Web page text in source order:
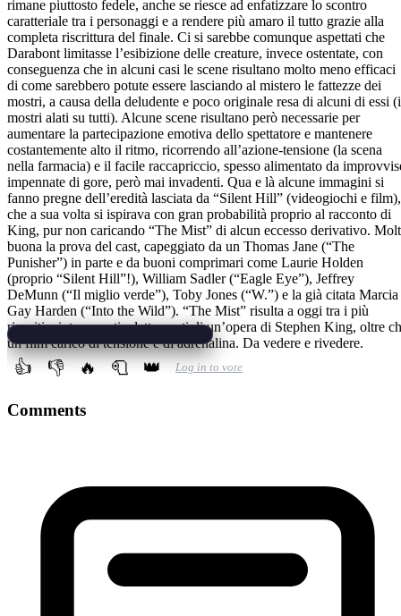
rimane piuttosto fedele, anche se riesce ad enfatizzare lo scontro
caratteriale tra i personaggi e a rendere più amaro il tutto grazie alla
completa riscrittura del finale. Ci si sarebbe comunque aspettati che
Darabont limitasse l’esibizione delle creature, invece ostentate, con
conseguenza che in alcuni casi le scene risultano molto meno efficaci
di come sarebbero potute essere lasciando al mistero le fattezze dei
mostri, a causa della deludente e poco originale resa di alcuni di essi (i
mostri alati su tutti). Alcune scene risultano però necessarie per
aumentare la partecipazione emotiva dello spettatore e mantenere
costantemente alto il ritmo, ricorrendo all’azione-tensione (la scena
nella farmacia) e il facile raccapriccio, spesso alimentato da
impennate di gore, però mai invadenti. Qua e là alcune immagini si
fanno pregne dell’eredità lasciata da “Silent Hill” (videogiochi e film),
che a sua volta si ispirava con gran probabilità proprio al racconto di
King, pur non caricando “The Mist” di alcun eccesso derivativo.
buona la prova del cast, capeggiato da un Thomas Jane (“The
Punisher”) in parte e da buoni comprimari come Laurie Holden
(proprio “Silent Hill”!), William Sadler (“Eagle Eye”), Jeffrey
DeMunn (“Il miglio verde”), Toby Jones (“W.”) e la già citata Marcia
Gay Harden (“Into the Wild”). “The Mist” risulta a oggi tra i più
riusciti e interessanti adattamenti di un’opera di Stephen King, oltre
un film carico di tensione e di adrenalina. Da vedere e rivedere.
👍 👎 🔥 🧻 👑 Log in to vote
Comments